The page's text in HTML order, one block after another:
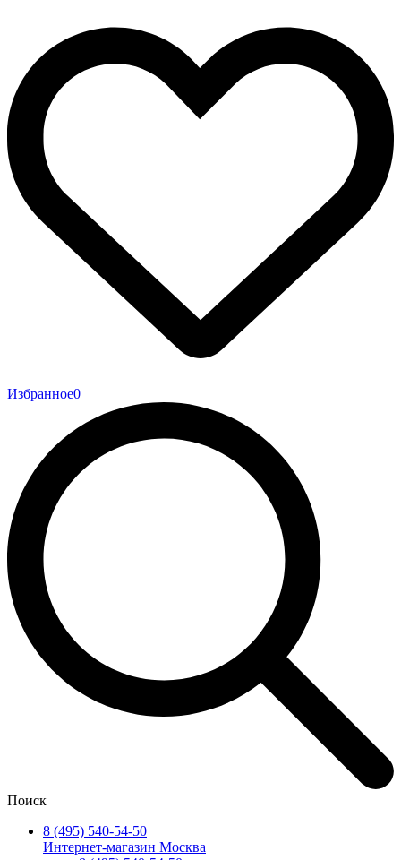
Избранное0
Поиск
8 (495) 540-54-50
Интернет-магазин Москва